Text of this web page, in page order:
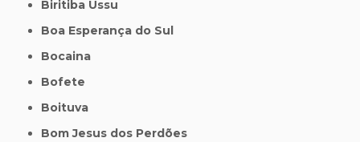
Biritiba Ussu
Boa Esperança do Sul
Bocaina
Bofete
Boituva
Bom Jesus dos Perdões